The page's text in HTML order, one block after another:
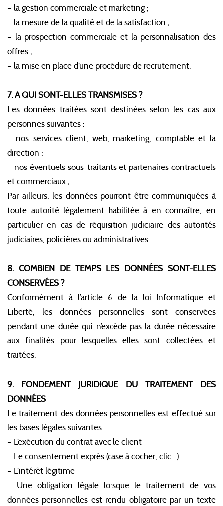
– la gestion commerciale et marketing ;
– la mesure de la qualité et de la satisfaction ;
– la prospection commerciale et la personnalisation des
offres ;
– la mise en place d’une procédure de recrutement.
7. A QUI SONT-ELLES TRANSMISES ?
Les données traitées sont destinées selon les cas aux
personnes suivantes :
– nos services client, web, marketing, comptable et la
direction ;
– nos éventuels sous-traitants et partenaires contractuels
et commerciaux ;
Par ailleurs, les données pourront être communiquées à
toute autorité légalement habilitée à en connaître, en
particulier en cas de réquisition judiciaire des autorités
judiciaires, policières ou administratives.
8. COMBIEN DE TEMPS LES DONNÉES SONT-ELLES
CONSERVÉES ?
Conformément à l’article 6 de la loi Informatique et
Liberté, les données personnelles sont conservées
pendant une durée qui n’excède pas la durée nécessaire
aux finalités pour lesquelles elles sont collectées et
traitées.
9. FONDEMENT JURIDIQUE DU TRAITEMENT DES
DONNÉES
Le traitement des données personnelles est effectué sur
les bases légales suivantes
– L’exécution du contrat avec le client
– Le consentement exprès (case à cocher, clic…)
– L’intérêt légitime
– Une obligation légale lorsque le traitement de vos
données personnelles est rendu obligatoire par un texte